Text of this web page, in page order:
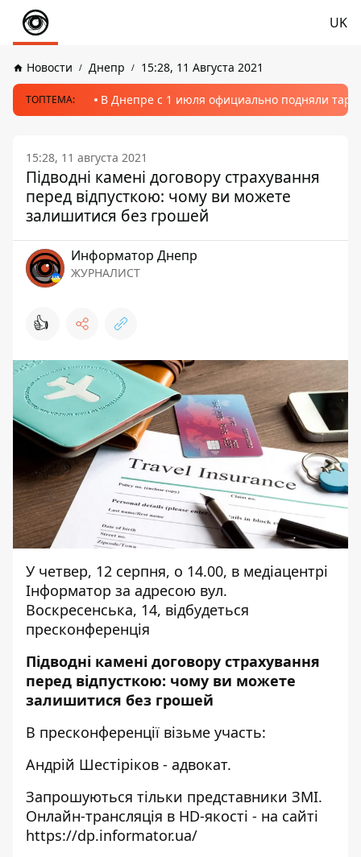
UK
Новости Днепр 15:28, 11 Августа 2021
ТОПТЕМА: В Днепре с 1 июля официально подняли
15:28, 11 августа 2021
Підводні камені договору страхування
перед відпусткою: чому ви можете
залишитися без грошей
Информатор Днепр
ЖУРНАЛИСТ
👍
У четвер, 12 серпня, о 14.00, в медіацентрі
Інформатор за адресою вул.
Воскресенська, 14, відбудеться
пресконференція
Підводні камені договору страхування
перед відпусткою: чому ви можете
залишитися без грошей
В пресконференції візьме участь:
Андрій Шестіріков - адвокат.
Запрошуються тільки представники ЗМІ.
Онлайн-трансляція в HD-якості - на сайті
https://dp.informator.ua/